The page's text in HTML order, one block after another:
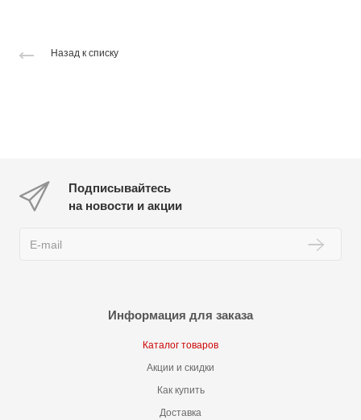
Назад к списку
Подписывайтесь
на новости и акции
Информация для заказа
Каталог товаров
Акции и скидки
Как купить
Доставка